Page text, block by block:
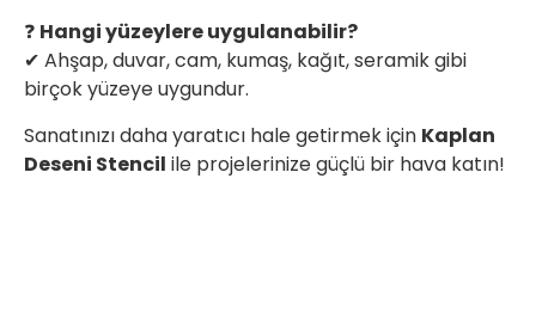
❓ Hangi yüzeylere uygulanabilir?
✔ Ahşap, duvar, cam, kumaş, kağıt, seramik gibi
birçok yüzeye uygundur.
Sanatınızı daha yaratıcı hale getirmek için Kaplan
Deseni Stencil ile projelerinize güçlü bir hava katın!